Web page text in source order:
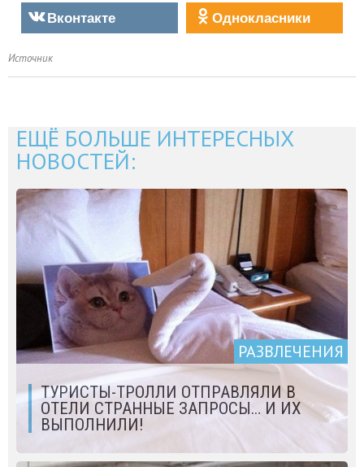
Вконтакте
Однокласники
Источник
ЕЩЁ БОЛЬШЕ ИНТЕРЕСНЫХ
НОВОСТЕЙ:
РАЗВЛЕЧЕНИЯ
ТУРИСТЫ-ТРОЛЛИ ОТПРАВЛЯЛИ В
ОТЕЛИ СТРАННЫЕ ЗАПРОСЫ… И ИХ
ВЫПОЛНИЛИ!